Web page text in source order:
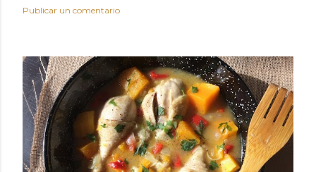
Publicar un comentario